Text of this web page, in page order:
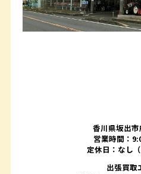
香川県坂出
営業時間：
定休日：なし（
出張買取